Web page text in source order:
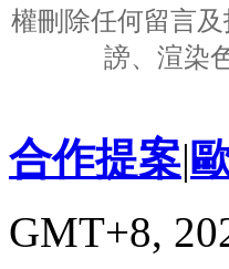
權刪除任何留言
謗、渲染
合作提案|
GMT+8,